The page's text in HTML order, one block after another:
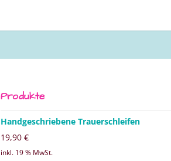
Produkte
Handgeschriebene Trauerschleifen
19,90 €
inkl. 19 % MwSt.